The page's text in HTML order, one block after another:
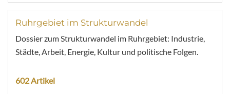
Ruhrgebiet im Strukturwandel
Dossier zum Strukturwandel im Ruhrgebiet: Industrie,
Städte, Arbeit, Energie, Kultur und politische Folgen.
602 Artikel